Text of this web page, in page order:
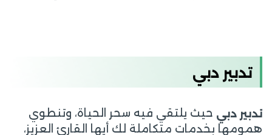
تدبير دبي
تدبير دبي حيث يلتقي فيه سحر الحياة، وتنطوي
همومها بخدمات متكاملة لك أيها القارئ العزيز،